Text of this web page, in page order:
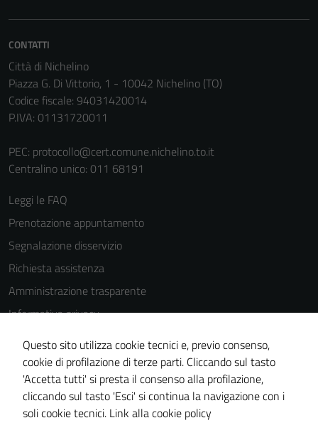
CONTATTI
Città di Nichelino
Piazza G. Di Vittorio, 1 - 10042 Nichelino (TO)
Codice fiscale: 94031420014
P.IVA: 01131720011
PEC: protocollo@cert.comune.nichelino.to.it
Centralino unico: 011 68191
Leggi le FAQ
Prenotazione appuntamento
Segnalazione disservizio
Richiesta assistenza
Amministrazione trasparente
Informativa privacy
Note legali
Dichiarazione di accessibilità
Piano di miglioramento del sito
Questo sito utilizza cookie tecnici e, previo consenso,
cookie di profilazione di terze parti. Cliccando sul tasto
'Accetta tutti' si presta il consenso alla profilazione,
cliccando sul tasto 'Esci' si continua la navigazione con i
soli cookie tecnici. Link alla cookie policy
disabilitati.
personali.